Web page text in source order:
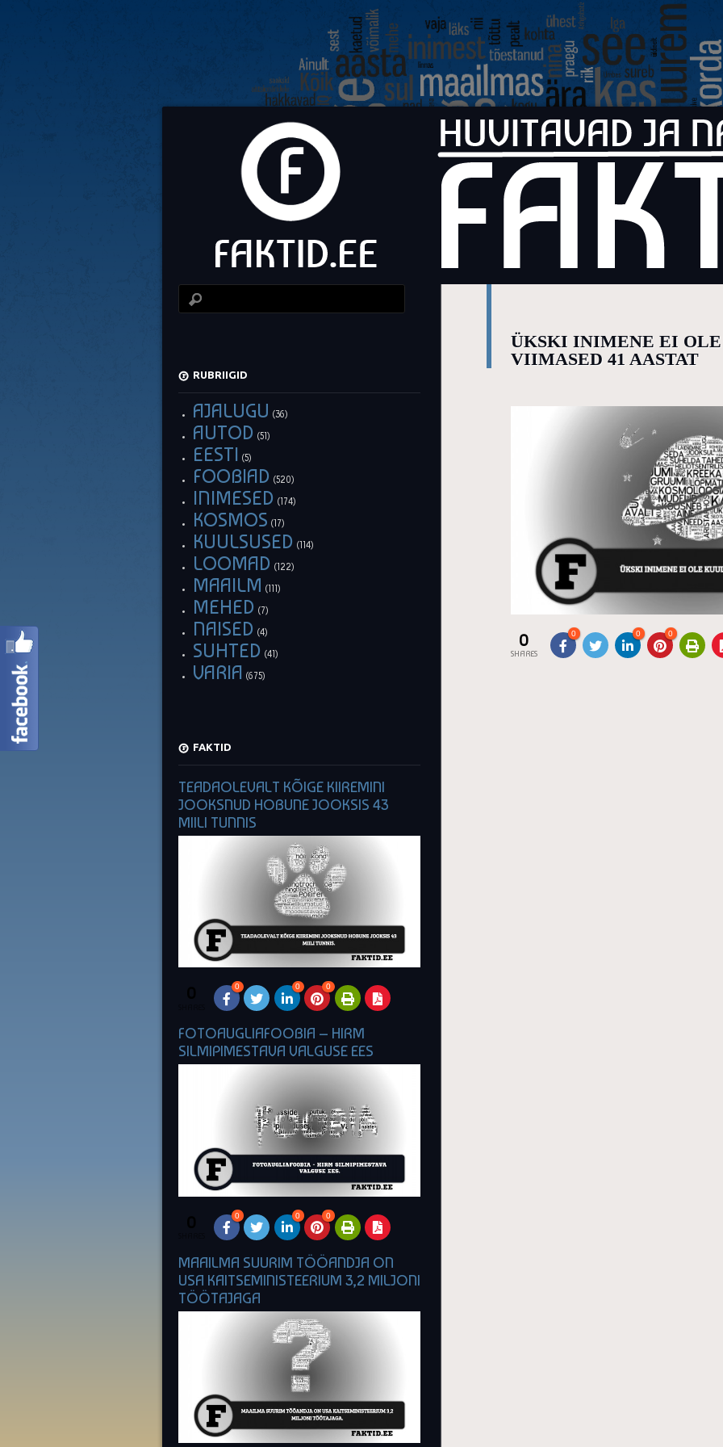
Faktid
Huvitavad ja naljakad faktid elust
ÜKSKI INIMENE EI
VIIMASED 41 AASTAT
0
SHARES
0 0 0
RUBRIIGID
AJALUGU (36)
AUTOD (51)
EESTI (5)
FOOBIAD (520)
INIMESED (174)
KOSMOS (17)
KUULSUSED (114)
LOOMAD (122)
MAAILM (111)
MEHED (7)
NAISED (4)
SUHTED (41)
VARIA (675)
FAKTID
TEADAOLEVALT KÕIGE KIIREMINI
JOOKSNUD HOBUNE JOOKSIS 43
MIILI TUNNIS
0 0 0 0
FOTOAUGLIAFOOBIA – HIRM
SILMIPIMESTAVA VALGUSE EES
0 0 0 0
MAAILMA SUURIM TÖÖANDJA ON
USA KAITSEMINISTEERIUM 3,2 MILJONI
TÖÖTAJAGA